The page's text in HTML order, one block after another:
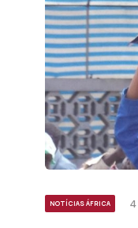
NOTÍCIAS ÁFRICA